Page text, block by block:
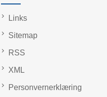
Links
Sitemap
RSS
XML
Personvernerklæring